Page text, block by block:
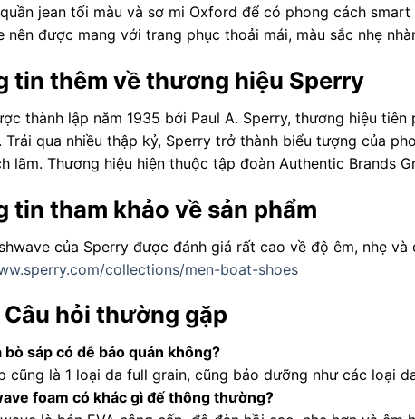
jean tối màu và sơ mi Oxford để có phong cách
nên được mang với trang phục thoải mái, màu sắc nhẹ
tin thêm về thương hiệu Sperry
thành lập năm 1935 bởi Paul A. Sperry, thương hiệu
Trải qua nhiều thập kỷ, Sperry trở thành biểu tượng của
lãm. Thương hiệu hiện thuộc tập đoàn Authentic Brands
tin tham khảo về sản phẩm
của Sperry được đánh giá rất cao về độ êm, nhẹ
collections/men-boat-shoes
Câu hỏi thường gặp
bò sáp có dễ bảo quản không?
cũng là 1 loại da full grain, cũng bảo dưỡng như các loại
foam có khác gì đế thông thường?